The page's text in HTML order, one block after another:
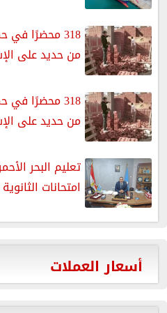
318 محضرًا
من حديد على
318 محضرًا
من حديد على
تعليم البحر
امتحانات
أسعار العملات